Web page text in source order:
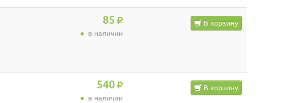
85
в наличии
В корзину
540
в наличии
В корзину